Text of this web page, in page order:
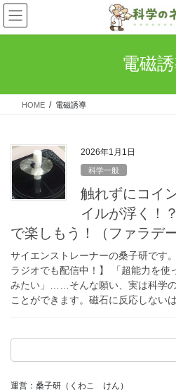
コ
ン
テ
ス
ナ
ビ
ゲ
ン
電磁
HOME 電磁誘導
2026年1月1日
科学一般
触れずにコイ
イルが浮く！
で楽しもう！（ファラデ
サイエンストレーナーの桑子研です
ラジオでも配信中！】 「超能力を使
みたい」……そんな願い、実は科学
ことができます。磁石に反応しない
運営：桑子研（くわこ　けん）